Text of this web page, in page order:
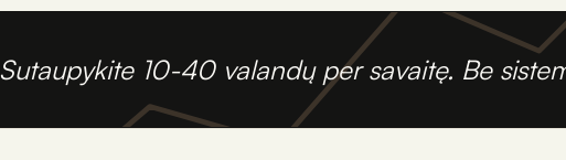
Sutaupykite 10-40 valandų per savaitę. Be